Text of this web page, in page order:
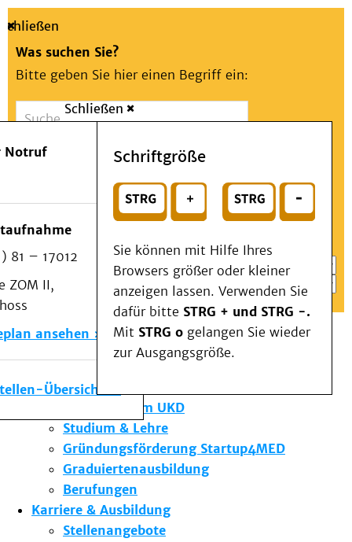
Suche
Schließen
Was suchen Sie?
Bitte geben Sie hier einen Begriff ein:
Suchen
oder
Wählen Sie ein Thema für Ihren Schnelleinstieg
Notfall
Schließen
Notruf
81 – 17012
ZOM II,
ansehen
Übersicht
Schriftgröße
Sie können mit Hilfe Ihres
Browsers größer oder kleiner
anzeigen lassen. Verwenden Sie
dafür bitte STRG + und STRG -.
Mit STRG o gelangen Sie wieder
zur Ausgangsgröße.
Menü
Patienten & Besucher
Kliniken/Institute/Zentren
Als Patient am UKD
Beratung und Unterstützung
Veranstaltungen
Kommunikation im Medizinwesen (KIM)
Notfall
Forschung & Lehre
Die Institute des UKD
Forschung am UKD
Studium & Lehre
Gründungsförderung Startup4MED
Graduiertenausbildung
Berufungen
Karriere & Ausbildung
Stellenangebote